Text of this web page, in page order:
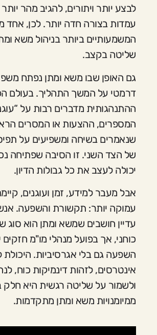
לבצע יותר ויתורים, להגיב מהר
עמדות בצורה חדה יותר. לכן, אחד
המשמעותיים ביותר בניהול משא
שליטה בקצב.
גם האופן שבו משא ומתן נפתח
דרמטי על המשך התהליך. בעולם
ההתנהגותית מדברים רבות על
המספרים, ההצעות או המסרים
שנאמרים בשיחה ומשפיעים על
של הצד השני. זו הסיבה שפתיחה
יכולה לעצב את כל גבולות הדיון.
אבל מעבר למידע, זמן ועוגנים,
עמוקה יותר: תקשורת והשפעה.
עדיין חושבים שמשא ומתן הוא סוג
כוחני, אך בפועל מנהלי מו"מ חזקים
השפעה גם בלי אגרסיביות. היכולת
אינטרסים, לזהות דינמיקות כוח,
ולשמור על שליטה רגשית היא חלק
ממיומנויות משא ומתן מתקדמות.